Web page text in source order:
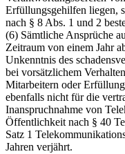
Erfüllungsgehilfen liegen,
nach § 8 Abs. 1 und 2
(6) Sämtliche Ansprüche
Zeitraum von einem Jahr
Unkenntnis des
bei vorsätzlichem
Mitarbeitern oder
ebenfalls nicht für die
Inanspruchnahme von
Öffentlichkeit nach § 40
Satz 1
Jahren verjährt.